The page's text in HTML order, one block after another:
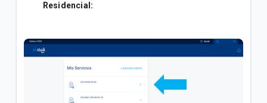
Residencial :